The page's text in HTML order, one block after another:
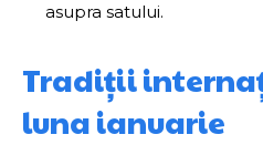
asupra satului.
Tradiții
luna ianuarie